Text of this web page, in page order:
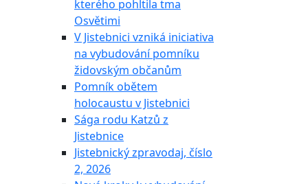
kterého pohltila tma
Osvětimi
V Jistebnici vzniká iniciativa
na vybudování pomníku
židovským občanům
Pomník obětem
holocaustu v Jistebnici
Sága rodu Katzů z
Jistebnice
Jistebnický zpravodaj, číslo
2, 2026